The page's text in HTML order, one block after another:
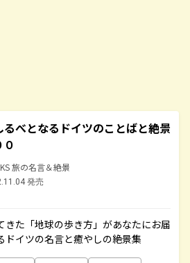
るべとなるドイツのことばと絶景
０
旅の名言＆絶景
発売
きた「地球の歩き方」があなたにお届
ドイツの名言と癒やしの絶景集